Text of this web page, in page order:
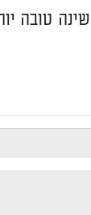
טובה